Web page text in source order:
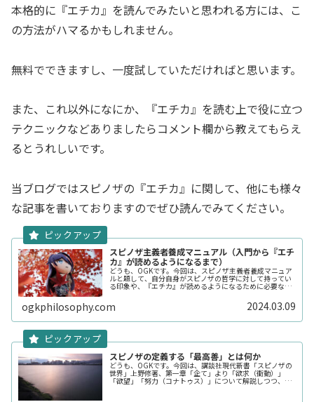
本格的に『エチカ』を読んでみたいと思われる方には、こ
の方法がハマるかもしれません。
無料でできますし、一度試していただければと思います。
また、これ以外になにか、『エチカ』を読む上で役に立つ
テクニックなどありましたらコメント欄から教えてもらえ
るとうれしいです。
当ブログではスピノザの『エチカ』に関して、他にも様々
な記事を書いておりますのでぜひ読んでみてください。
スピノザ主義者養成マニュアル（入門から『エチ
カ』が読めるようになるまで）
どうも、OGKです。今回は、スピノザ主義者養成マニュア
ルと題して、自分自身がスピノザの哲学に対して持ってい
る印象や、『エチカ』が読めるようになるために必要なお
ogkphilosophy.com 2024.03.09
スピノザの定義する「最高善」とは何か
どうも、OGKです。今回は、講談社現代新書「スピノザの
世界」上野修著、第一章「企て」より「欲求（衝動）」
「欲望」「努力（コナトゥス）」について解説しつつ、ス